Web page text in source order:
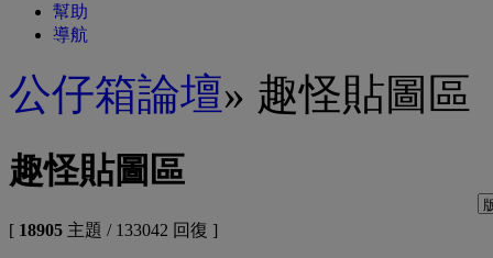
幫助
導航
公仔箱論壇» 趣怪貼圖區
趣怪貼圖區
[ 18905 主題 / 133042 回復 ]